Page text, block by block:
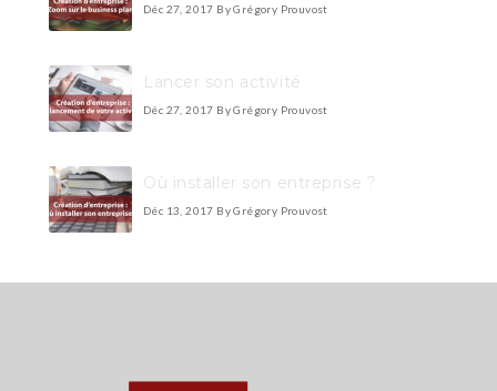
Déc 27, 2017 By Grégory Prouvost
Lancer son activité
Déc 27, 2017 By Grégory Prouvost
Où installer son entreprise ?
Déc 13, 2017 By Grégory Prouvost